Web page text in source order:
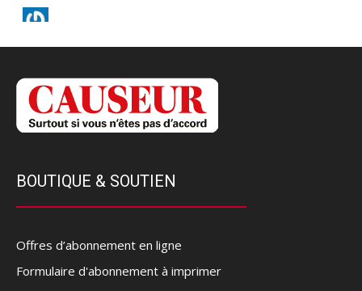
BOUTIQUE & SOUTIEN
Offres d’abonnement en ligne
Formulaire d'abonnement à imprimer